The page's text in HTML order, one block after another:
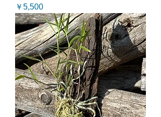
価格
￥5,500